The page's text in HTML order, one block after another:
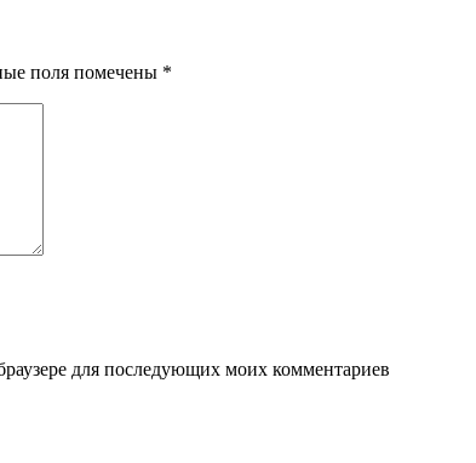
поля помечены *
для последующих моих комментариев